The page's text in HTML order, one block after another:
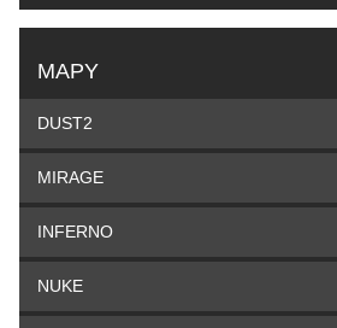
MAPY
DUST2
MIRAGE
INFERNO
NUKE